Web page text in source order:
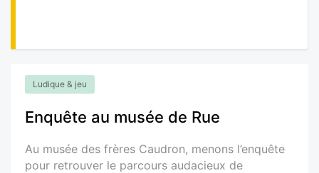
Ludique & jeu
Enquête au musée de Rue
Au musée des frères Caudron, menons l’enquête
pour retrouver le parcours audacieux de